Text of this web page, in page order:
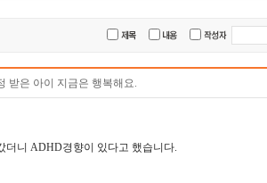
받은 아이 지금은 행복해요.
더니 ADHD경향이 있다고 했습니다.